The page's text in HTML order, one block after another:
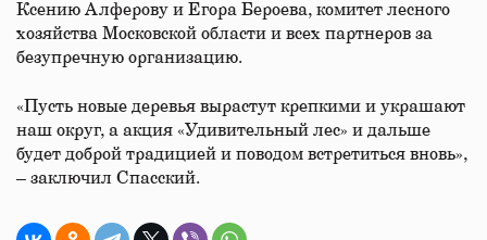
Ксению Алферову и Егора Бероева, комитет лесного
хозяйства Московской области и всех партнеров за
безупречную организацию.
«Пусть новые деревья вырастут крепкими и украшают
наш округ, а акция «Удивительный лес» и дальше
будет доброй традицией и поводом встретиться вновь»,
– заключил Спасский.